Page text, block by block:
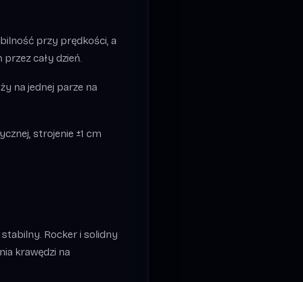
przy prędkości, a
cały dzień.
na jednej parze na
strojenie ±1 cm
Rocker i solidny
krawędzi na